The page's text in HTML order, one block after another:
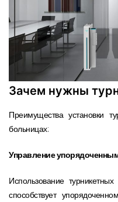
Зачем нужны
Преимущества установки
больницах:
Управление
Использование
способствует